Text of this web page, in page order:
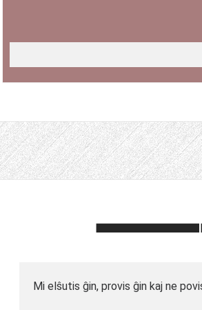
Mi elŝutis ĝin, provis ĝin kaj ne